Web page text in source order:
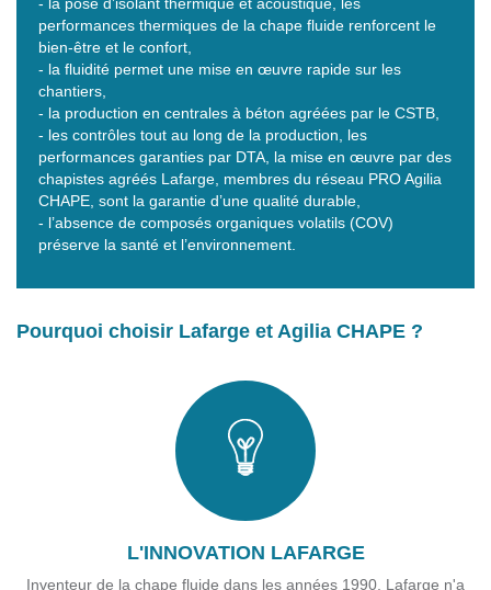
- la pose d’isolant thermique et acoustique, les
performances thermiques de la chape fluide renforcent le
bien-être et le confort,
- la fluidité permet une mise en œuvre rapide sur les
chantiers,
- la production en centrales à béton agréées par le CSTB,
- les contrôles tout au long de la production, les
performances garanties par DTA, la mise en œuvre par des
chapistes agréés Lafarge, membres du réseau PRO Agilia
CHAPE, sont la garantie d’une qualité durable,
- l’absence de composés organiques volatils (COV)
préserve la santé et l’environnement.
Pourquoi choisir Lafarge et Agilia CHAPE ?
L'INNOVATION LAFARGE
Inventeur de la chape fluide dans les années 1990, Lafarge n'a